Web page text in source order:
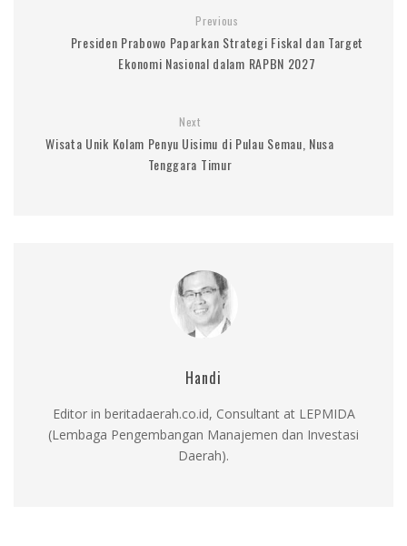
Previous
Presiden Prabowo Paparkan Strategi Fiskal dan Target
Ekonomi Nasional dalam RAPBN 2027
Next
Wisata Unik Kolam Penyu Uisimu di Pulau Semau, Nusa
Tenggara Timur
Handi
Editor in beritadaerah.co.id, Consultant at LEPMIDA
(Lembaga Pengembangan Manajemen dan Investasi
Daerah).